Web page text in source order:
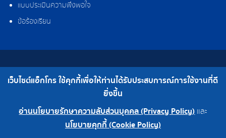
แบบประเมินความพึงพอใจ
ข้อร้องเรียน
สงวนลิขสิทธิ์ © 2562 บริษัท แอ็กโกร (ประเทศไทย) จำกัด
เบอร์โทร : 0-2308-2102 | โทรสาร : 0-2308-2487
เว็บไซต์แอ็กโกร ใช้คุกกี้เพื่อให้ท่านได้รับประสบการณ์การใช้งานที่ดี
ยิ่งขึ้น
อ่านนโยบายรักษาความลับส่วนบุคคล (Privacy Policy) และ
นโยบายคุกกี้ (Cookie Policy)
0-2308-2102
โรงงาน 0-2324-0515-6